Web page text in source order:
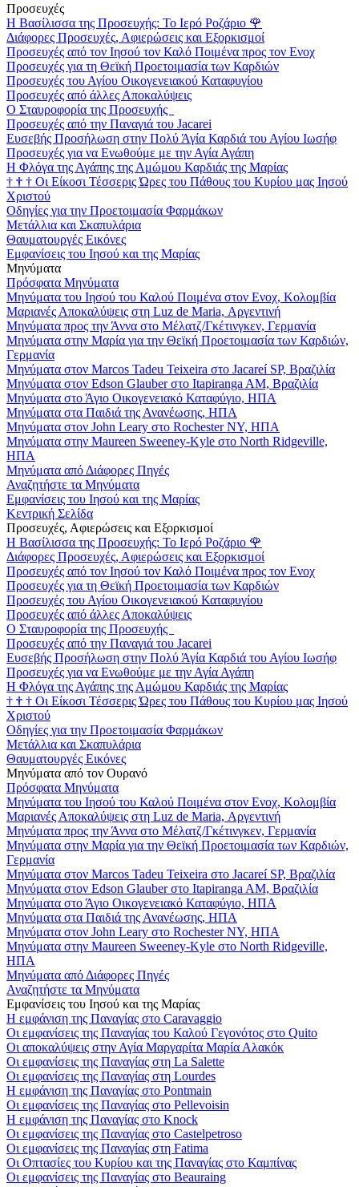
Προσευχές
Η Βασίλισσα της Προσευχής: Το Ιερό Ροζάριο 🌹
Διάφορες Προσευχές, Αφιερώσεις και Εξορκισμοί
Προσευχές από τον Ιησού τον Καλό Ποιμένα προς τον Ενοχ
Προσευχές για τη Θεϊκή Προετοιμασία των Καρδιών
Προσευχές του Αγίου Οικογενειακού Καταφυγίου
Προσευχές από άλλες Αποκαλύψεις
Ο Σταυροφορία της Προσευχής
Προσευχές από την Παναγιά του Jacarei
Ευσεβής Προσήλωση στην Πολύ Άγία Καρδιά του Αγίου Ιωσήφ
Προσευχές για να Ενωθούμε με την Αγία Αγάπη
Η Φλόγα της Αγάπης της Αμώμου Καρδιάς της Μαρίας
† † † Οι Είκοσι Τέσσερις Ώρες του Πάθους του Κυρίου μας Ιησού
Χριστού
Οδηγίες για την Προετοιμασία Φαρμάκων
Μετάλλια και Σκαπυλάρια
Θαυματουργές Εικόνες
Εμφανίσεις του Ιησού και της Μαρίας
Μηνύματα
Πρόσφατα Μηνύματα
Μηνύματα του Ιησού του Καλού Ποιμένα στον Ενοχ, Κολομβία
Μαριανές Αποκαλύψεις στη Luz de Maria, Αργεντινή
Μηνύματα προς την Άννα στο Μέλατζ/Γκέτινγκεν, Γερμανία
Μηνύματα στην Μαρία για την Θεϊκή Προετοιμασία των Καρδιών,
Γερμανία
Μηνύματα στον Marcos Tadeu Teixeira στο Jacareí SP, Βραζιλία
Μηνύματα στον Edson Glauber στο Itapiranga AM, Βραζιλία
Μηνύματα στο Άγιο Οικογενειακό Καταφύγιο, ΗΠΑ
Μηνύματα στα Παιδιά της Ανανέωσης, ΗΠΑ
Μηνύματα στον John Leary στο Rochester NY, ΗΠΑ
Μηνύματα στην Maureen Sweeney-Kyle στο North Ridgeville,
ΗΠΑ
Μηνύματα από Διάφορες Πηγές
Αναζητήστε τα Μηνύματα
Εμφανίσεις του Ιησού και της Μαρίας
Κεντρική Σελίδα
Προσευχές, Αφιερώσεις και Εξορκισμοί
Η Βασίλισσα της Προσευχής: Το Ιερό Ροζάριο 🌹
Διάφορες Προσευχές, Αφιερώσεις και Εξορκισμοί
Προσευχές από τον Ιησού τον Καλό Ποιμένα προς τον Ενοχ
Προσευχές για τη Θεϊκή Προετοιμασία των Καρδιών
Προσευχές του Αγίου Οικογενειακού Καταφυγίου
Προσευχές από άλλες Αποκαλύψεις
Ο Σταυροφορία της Προσευχής
Προσευχές από την Παναγιά του Jacarei
Ευσεβής Προσήλωση στην Πολύ Άγία Καρδιά του Αγίου Ιωσήφ
Προσευχές για να Ενωθούμε με την Αγία Αγάπη
Η Φλόγα της Αγάπης της Αμώμου Καρδιάς της Μαρίας
† † † Οι Είκοσι Τέσσερις Ώρες του Πάθους του Κυρίου μας Ιησού
Χριστού
Οδηγίες για την Προετοιμασία Φαρμάκων
Μετάλλια και Σκαπυλάρια
Θαυματουργές Εικόνες
Μηνύματα από τον Ουρανό
Πρόσφατα Μηνύματα
Μηνύματα του Ιησού του Καλού Ποιμένα στον Ενοχ, Κολομβία
Μαριανές Αποκαλύψεις στη Luz de Maria, Αργεντινή
Μηνύματα προς την Άννα στο Μέλατζ/Γκέτινγκεν, Γερμανία
Μηνύματα στην Μαρία για την Θεϊκή Προετοιμασία των Καρδιών,
Γερμανία
Μηνύματα στον Marcos Tadeu Teixeira στο Jacareí SP, Βραζιλία
Μηνύματα στον Edson Glauber στο Itapiranga AM, Βραζιλία
Μηνύματα στο Άγιο Οικογενειακό Καταφύγιο, ΗΠΑ
Μηνύματα στα Παιδιά της Ανανέωσης, ΗΠΑ
Μηνύματα στον John Leary στο Rochester NY, ΗΠΑ
Μηνύματα στην Maureen Sweeney-Kyle στο North Ridgeville,
ΗΠΑ
Μηνύματα από Διάφορες Πηγές
Αναζητήστε τα Μηνύματα
Εμφανίσεις του Ιησού και της Μαρίας
Η εμφάνιση της Παναγίας στο Caravaggio
Οι εμφανίσεις της Παναγίας του Καλού Γεγονότος στο Quito
Οι αποκαλύψεις στην Αγία Μαργαρίτα Μαρία Αλακόκ
Οι εμφανίσεις της Παναγίας στη La Salette
Οι εμφανίσεις της Παναγίας στη Lourdes
Η εμφάνιση της Παναγίας στο Pontmain
Οι εμφανίσεις της Παναγίας στο Pellevoisin
Η εμφάνιση της Παναγίας στο Knock
Οι εμφανίσεις της Παναγίας στο Castelpetroso
Οι εμφανίσεις της Παναγίας στη Fatima
Οι Οπτασίες του Κυρίου και της Παναγίας στο Καμπίνας
Οι εμφανίσεις της Παναγίας στο Beauraing